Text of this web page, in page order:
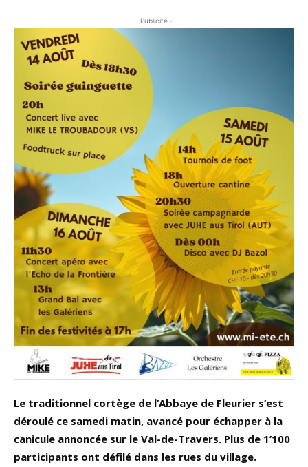
- Publicité -
Le traditionnel cortège de l’Abbaye de Fleurier s’est
déroulé ce samedi matin, avancé pour échapper à la
canicule annoncée sur le Val-de-Travers. Plus de 1’100
participants ont défilé dans les rues du village.